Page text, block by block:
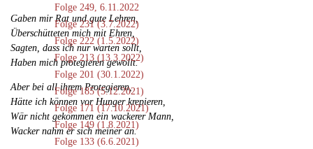
Folge 249, 6.11.2022
Folge 231 (3.7.2022)
Folge 222 (1.5.2022)
Folge 213 (13.3.2022)
Folge 201 (30.1.2022)
Folge 185 (5.12.2021)
Folge 171 (17.10.2021)
Folge 149 (1.8.2021)
Folge 133 (6.6.2021)
Gaben mir Rat und gute Lehren,
Überschütteten mich mit Ehren,
Sagten, dass ich nur warten sollt,
Haben mich protegieren gewollt.
Aber bei all ihrem Protegieren,
Hätte ich können vor Hunger krepieren,
Wär nicht gekommen ein wackerer Mann,
Wacker nahm er sich meiner an.